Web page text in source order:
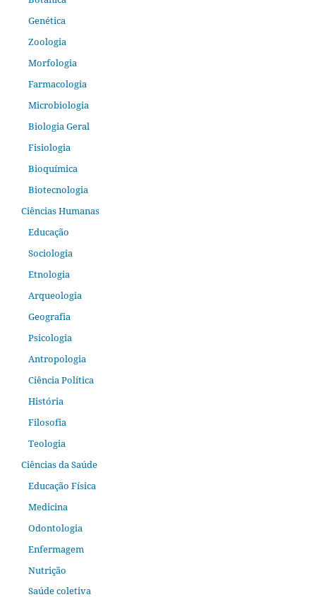
Genética
Zoologia
Morfologia
Farmacologia
Microbiologia
Biologia Geral
Fisiologia
Bioquímica
Biotecnologia
Ciências Humanas
Educação
Sociologia
Etnologia
Arqueologia
Geografia
Psicologia
Antropologia
Ciência Política
História
Filosofia
Teologia
Ciências da Saúde
Educação Física
Medicina
Odontologia
Enfermagem
Nutrição
Saúde coletiva